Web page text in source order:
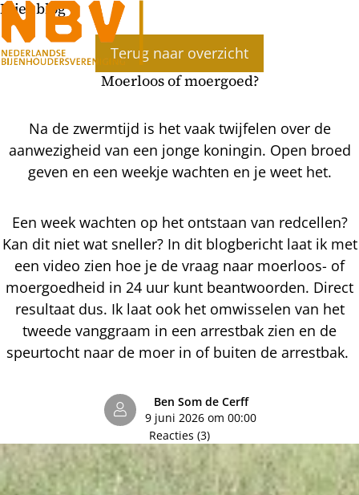
Bijenblog
Terug naar overzicht
Moerloos of moergoed?
Na de zwermtijd is het vaak twijfelen over de
aanwezigheid van een jonge koningin. Open broed
geven en een weekje wachten en je weet het.
Een week wachten op het ontstaan van redcellen?
Kan dit niet wat sneller? In dit blogbericht laat ik met
een video zien hoe je de vraag naar moerloos- of
moergoedheid in 24 uur kunt beantwoorden. Direct
resultaat dus. Ik laat ook het omwisselen van het
tweede vanggraam in een arrestbak zien en de
speurtocht naar de moer in of buiten de arrestbak.
Ben Som de Cerff
9 juni 2026 om 00:00
Reacties (3)